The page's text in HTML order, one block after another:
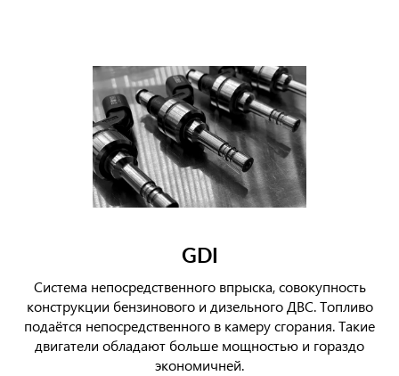
GDI
Система непосредственного впрыска, совокупность
конструкции бензинового и дизельного ДВС. Топливо
подаётся непосредственного в камеру сгорания. Такие
двигатели обладают больше мощностью и гораздо
экономичней.